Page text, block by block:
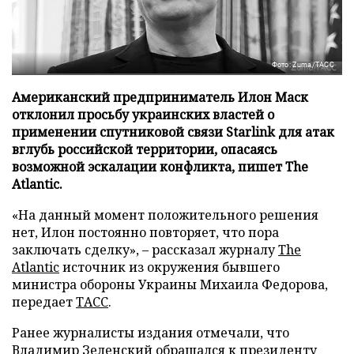
Фото: Zuma/ТАСС
Американский предприниматель Илон Маск
отклонил просьбу украинских властей о
применении спутниковой связи Starlink для атак
вглубь российской территории, опасаясь
возможной эскалации конфликта, пишет The
Atlantic.
«На данный момент положительного решения
нет, Илон постоянно повторяет, что пора
заключать сделку», – рассказал журналуThe
Atlanticисточник из окружения бывшего
министра обороны Украины Михаила Федорова,
передаетТАСС.
Ранее журналисты издания отмечали, что
Владимир Зеленский обращался к президенту